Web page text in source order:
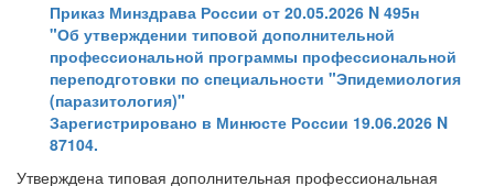
Приказ Минздрава России от 20.05.2026 N 495н
"Об утверждении типовой дополнительной
профессиональной программы профессиональной
переподготовки по специальности "Эпидемиология
(паразитология)"
Зарегистрировано в Минюсте России 19.06.2026 N
87104.
Утверждена типовая дополнительная профессиональная